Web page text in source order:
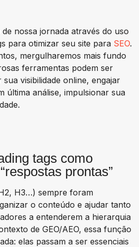
nossa jornada através do uso
para otimizar seu site para SEO.
mergulharemos mais fundo
ferramentas podem ser
visibilidade online, engajar
última análise, impulsionar sua
tags como
prontas”
H3…) sempre foram
o conteúdo e ajudar tanto
a entenderem a hierarquia
de GEO/AEO, essa função
elas passam a ser essenciais